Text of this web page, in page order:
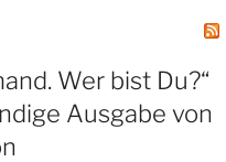
Wer bist Du?“
Ausgabe von